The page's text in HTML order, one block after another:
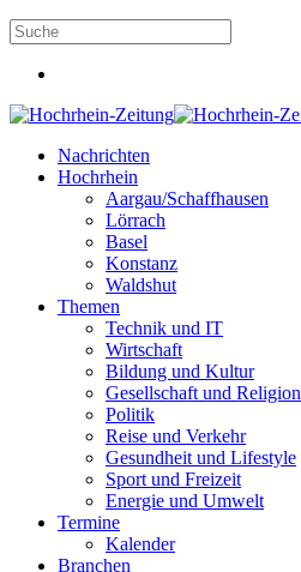
Nachrichten
Hochrhein
Aargau/Schaffhausen
Lörrach
Basel
Konstanz
Waldshut
Themen
Technik und IT
Wirtschaft
Bildung und Kultur
Gesellschaft und Religion
Politik
Reise und Verkehr
Gesundheit und Lifestyle
Sport und Freizeit
Energie und Umwelt
Termine
Kalender
Branchen